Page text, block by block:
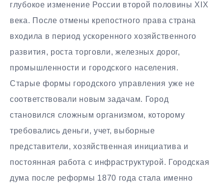
глубокое изменение России второй половины XIX
века. После отмены крепостного права страна
входила в период ускоренного хозяйственного
развития, роста торговли, железных дорог,
промышленности и городского населения.
Старые формы городского управления уже не
соответствовали новым задачам. Город
становился сложным организмом, которому
требовались деньги, учет, выборные
представители, хозяйственная инициатива и
постоянная работа с инфраструктурой. Городская
дума после реформы 1870 года стала именно